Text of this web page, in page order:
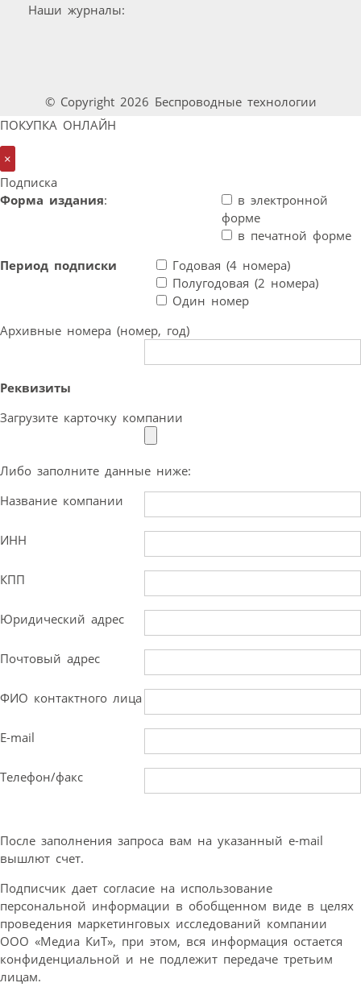
Наши журналы:
© Copyright 2026 Беспроводные технологии
ПОКУПКА ОНЛАЙН
×
Подписка
Форма издания:
в электронной
форме
в печатной форме
Период подписки
Годовая (4 номера)
Полугодовая (2 номера)
Один номер
Архивные номера (номер, год)
Реквизиты
Загрузите карточку компании
Либо заполните данные ниже:
Название компании
ИНН
КПП
Юридический адрес
Почтовый адрес
ФИО контактного лица
E-mail
Телефон/факс
После заполнения запроса вам на указанный e-mail
вышлют счет.
Подписчик дает согласие на использование
персональной информации в обобщенном виде в целях
проведения маркетинговых исследований компании
ООО «Медиа КиТ», при этом, вся информация остается
конфиденциальной и не подлежит передаче третьим
лицам.